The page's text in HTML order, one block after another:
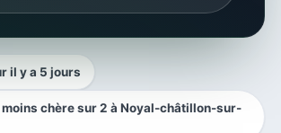
il y a 5 jours
chère sur 2 à Noyal-châtillon-sur-